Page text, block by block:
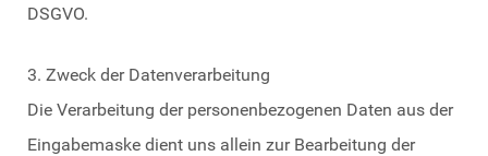
DSGVO.
3. Zweck der Datenverarbeitung
Die Verarbeitung der personenbezogenen Daten aus der
Eingabemaske dient uns allein zur Bearbeitung der